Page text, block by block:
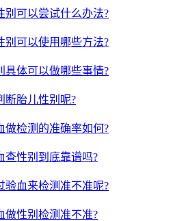
别可以尝试什么办法?
别可以使用哪些方法?
具体可以做哪些事情?
断胎儿性别呢?
做检测的准确率如何?
查性别到底靠谱吗?
验血来检测准不准呢?
做性别检测准不准?